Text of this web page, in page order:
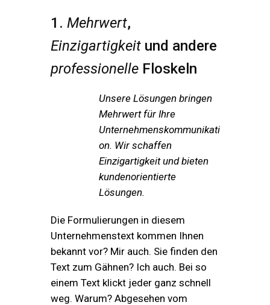
1. Mehrwert,
Einzigartigkeit und andere
professionelle Floskeln
Unsere Lösungen bringen
Mehrwert für Ihre
Unternehmenskommunikati
on. Wir schaffen
Einzigartigkeit und bieten
kundenorientierte
Lösungen.
Die Formulierungen in diesem
Unternehmenstext kommen Ihnen
bekannt vor? Mir auch. Sie finden den
Text zum Gähnen? Ich auch. Bei so
einem Text klickt jeder ganz schnell
weg. Warum? Abgesehen vom